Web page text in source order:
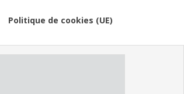
Politique de cookies (UE)